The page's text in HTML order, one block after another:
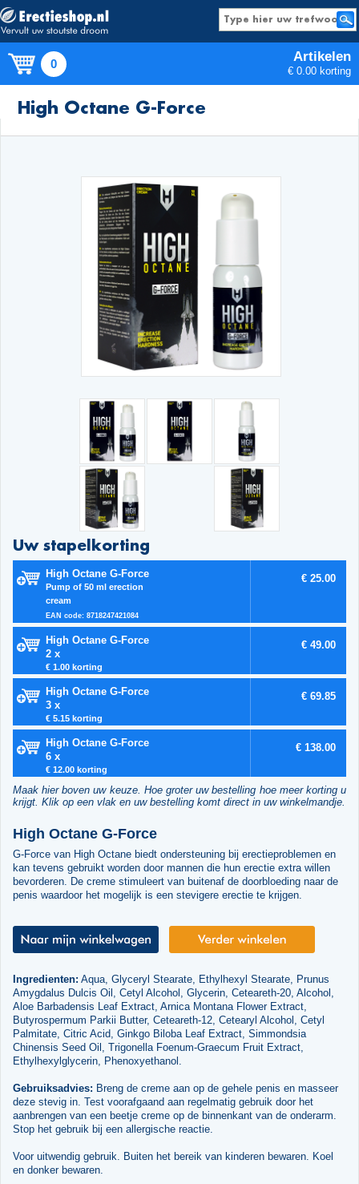
0 Artikelen
€ 0.00 korting
Producten
High Octane G-Force
Uw stapelkorting
High Octane G-Force
Pump of 50 ml erection
cream
EAN code: 8718247421084
€ 25.00
High Octane G-Force
2 x
€ 1.00 korting
€ 49.00
High Octane G-Force
3 x
€ 5.15 korting
€ 69.85
High Octane G-Force
6 x
€ 12.00 korting
€ 138.00
Maak hier boven uw keuze. Hoe groter uw bestelling hoe meer korting u
krijgt. Klik op een vlak en uw bestelling komt direct in uw winkelmandje.
High Octane G-Force
G-Force van High Octane biedt ondersteuning bij erectieproblemen en
kan tevens gebruikt worden door mannen die hun erectie extra willen
bevorderen. De creme stimuleert van buitenaf de doorbloeding naar de
penis waardoor het mogelijk is een stevigere erectie te krijgen.
Ingredienten: Aqua, Glyceryl Stearate, Ethylhexyl Stearate, Prunus
Amygdalus Dulcis Oil, Cetyl Alcohol, Glycerin, Ceteareth-20, Alcohol,
Aloe Barbadensis Leaf Extract, Arnica Montana Flower Extract,
Butyrospermum Parkii Butter, Ceteareth-12, Cetearyl Alcohol, Cetyl
Palmitate, Citric Acid, Ginkgo Biloba Leaf Extract, Simmondsia
Chinensis Seed Oil, Trigonella Foenum-Graecum Fruit Extract,
Ethylhexylglycerin, Phenoxyethanol.
Gebruiksadvies: Breng de creme aan op de gehele penis en masseer
deze stevig in. Test voorafgaand aan regelmatig gebruik door het
aanbrengen van een beetje creme op de binnenkant van de onderarm.
Stop het gebruik bij een allergische reactie.
Voor uitwendig gebruik. Buiten het bereik van kinderen bewaren. Koel
en donker bewaren.